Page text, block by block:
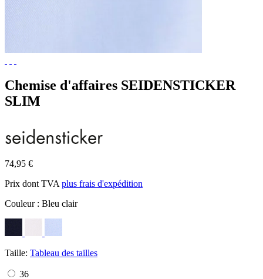
Chemise d'affaires SEIDENSTICKER
SLIM
74,95 €
Prix dont TVA plus frais d'expédition
Couleur : Bleu clair
Taille: Tableau des tailles
36